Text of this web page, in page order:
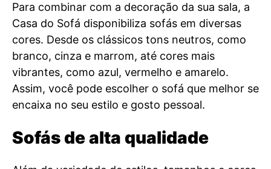
Para combinar com a decoração da sua sala, a
Casa do Sofá disponibiliza sofás em diversas
cores. Desde os clássicos tons neutros, como
branco, cinza e marrom, até cores mais
vibrantes, como azul, vermelho e amarelo.
Assim, você pode escolher o sofá que melhor se
encaixa no seu estilo e gosto pessoal.
Sofás de alta qualidade